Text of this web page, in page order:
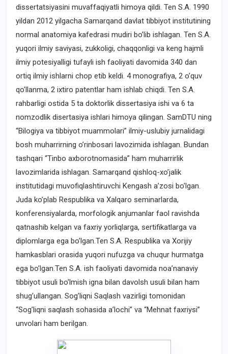
dissertatsiyasini muvaffaqiyatli himoya qildi. Ten S.A. 1990
yildan 2012 yilgacha Samarqand davlat tibbiyot institutining
normal anatomiya kafedrasi mudiri bo’lib ishlagan. Ten S.A.
yuqori ilmiy saviyasi, zukkoligi, chaqqonligi va keng hajmli
ilmiy potesiyalligi tufayli ish faoliyati davomida 340 dan
ortiq ilmiy ishlarni chop etib keldi. 4 monografiya, 2 o’quv
qo’llanma, 2 ixtiro patentlar ham ishlab chiqdi. Ten S.A.
rahbarligi ostida 5 ta doktorlik dissertasiya ishi va 6 ta
nomzodlik disertasiya ishlari himoya qilingan. SamDTU ning
“Bilogiya va tibbiyot muammolari” ilmiy-uslubiy jurnalidagi
bosh muharrirning o’rinbosari lavozimida ishlagan. Bundan
tashqari “Tinbo axborotnomasida” ham muharrirlik
lavozimlarida ishlagan. Samarqand qishloq-xo’jalik
institutidagi muvofiqlashtiruvchi Kengash a’zosi bo’lgan.
Juda ko’plab Respublika va Xalqaro seminarlarda,
konferensiyalarda, morfologik anjumanlar faol ravishda
qatnashib kelgan va faxriy yorliqlarga, sertifikatlarga va
diplomlarga ega bo’lgan.Ten S.A. Respublika va Xorijiy
hamkasblari orasida yuqori nufuzga va chuqur hurmatga
ega bo’lgan.Ten S.A. ish faoliyati davomida noa’nanaviy
tibbiyot usuli bo’lmish igna bilan davolsh usuli bilan ham
shug’ullangan. Sog’liqni Saqlash vazirligi tomonidan
“Sog’liqni saqlash sohasida a’lochi” va “Mehnat faxriysi”
unvolari ham berilgan.